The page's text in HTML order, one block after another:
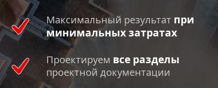
Максимальный результат при
минимальных затратах
Проектируем все разделы
проектной документации